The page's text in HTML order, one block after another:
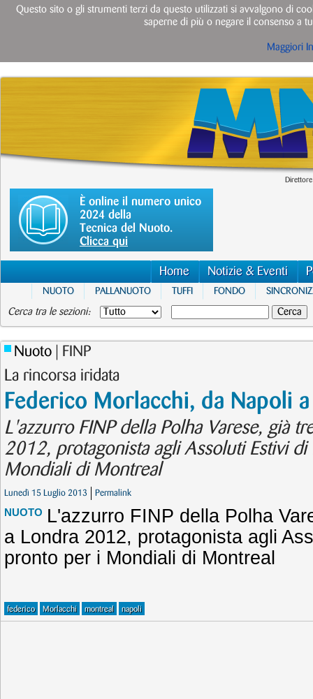
È online il numero unico
2024 della
Tecnica del Nuoto.
Clicca qui
Home Notizie & Eventi
NUOTO PALLANUOTO TUFFI FONDO
Cerca tra le sezioni:
Nuoto | FINP
La rincorsa iridata
Federico Morlacchi, da Napoli
L'azzurro FINP della Polha Varese, già
2012, protagonista agli Assoluti Estivi
Mondiali di Montreal
Lunedì 15 Luglio 2013 Permalink
NUOTO L'azzurro FINP della Polha
a Londra 2012, protagonista agli
pronto per i Mondiali di Montreal
federico Morlacchi montreal napoli
Questo sito o gli strumenti terzi da questo utilizzati si avvalgono di
saperne di più o negare il consenso a
Maggiori